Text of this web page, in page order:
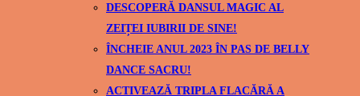
DESCOPERĂ DANSUL MAGIC AL
ZEIȚEI IUBIRII DE SINE!
ÎNCHEIE ANUL 2023 ÎN PAS DE BELLY
DANCE SACRU!
ACTIVEAZĂ TRIPLA FLACĂRĂ A